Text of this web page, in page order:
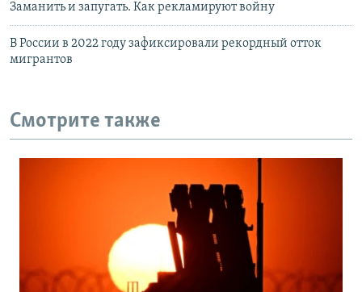
Заманить и запугать. Как рекламируют войну
В России в 2022 году зафиксировали рекордный отток
мигрантов
Смотрите также